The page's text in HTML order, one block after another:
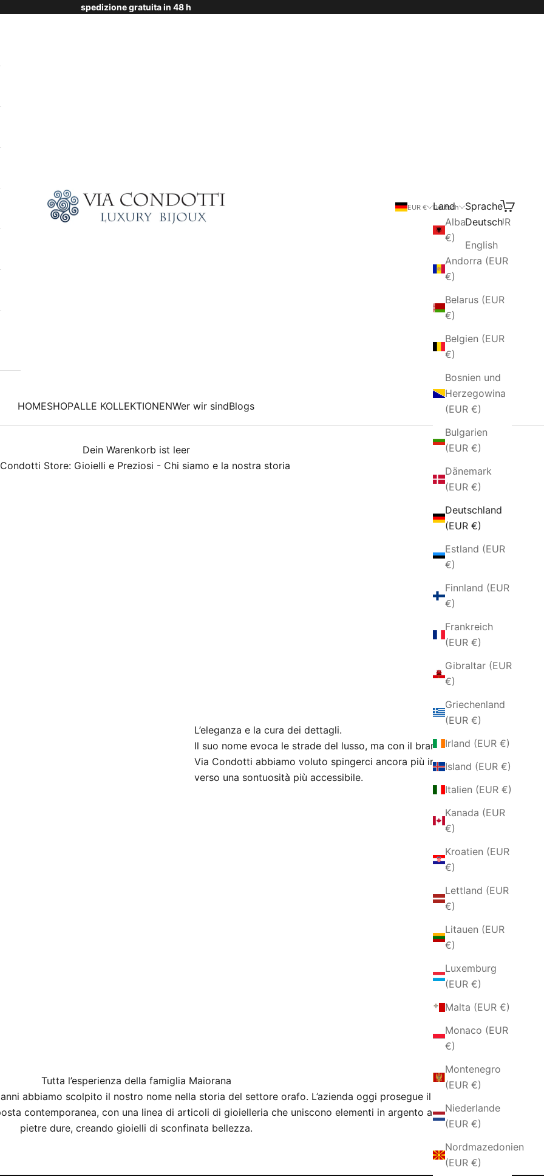
spedizione gratuita in 48 h
Via Condotti Store
HOMESHOPALLE KOLLEKTIONENWer wir sindBlogs
EUR €
Land
Albanien (EUR
€)
Andorra (EUR
€)
Belarus (EUR
€)
Belgien (EUR
€)
Bosnien und
Herzegowina
(EUR €)
Bulgarien
(EUR €)
Dänemark
(EUR €)
Deutschland
(EUR €)
Estland (EUR
€)
Finnland (EUR
€)
Frankreich
(EUR €)
Gibraltar (EUR
€)
Griechenland
(EUR €)
Irland (EUR €)
Island (EUR €)
Italien (EUR €)
Kanada (EUR
€)
Kroatien (EUR
€)
Lettland (EUR
€)
Litauen (EUR
€)
Luxemburg
(EUR €)
Malta (EUR €)
Monaco (EUR
€)
Montenegro
(EUR €)
Niederlande
(EUR €)
Nordmazedonien
(EUR €)
Deutsch
Sprache
Deutsch
English
Suchen
Dein Warenkorb ist leer
Store: Gioielli e Preziosi - Chi siamo e la nostra storia
L’eleganza e la cura dei dettagli.
Il suo nome evoca le strade del lusso, ma con il brand
Via Condotti abbiamo voluto spingerci ancora più in là,
verso una sontuosità più accessibile.
Tutta l’esperienza della famiglia Maiorana
abbiamo scolpito il nostro nome nella storia del settore orafo. L’azienda oggi prosegue il
contemporanea, con una linea di articoli di gioielleria che uniscono elementi in argento a
pietre dure, creando gioielli di sconfinata bellezza.